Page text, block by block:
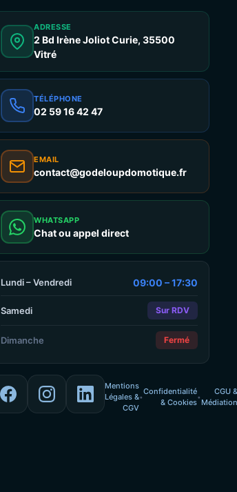
ADRESSE
2 Bd Irène Joliot Curie, 35500
Vitré
TÉLÉPHONE
02 59 16 42 47
EMAIL
contact@godeloupdomotique.fr
WHATSAPP
Chat ou appel direct
Lundi – Vendredi 09:00 – 17:30
Samedi Sur RDV
Dimanche Fermé
Mentions
Légales &
CGV
•
Confidentialité
& Cookies
•
CGU &
Médiation